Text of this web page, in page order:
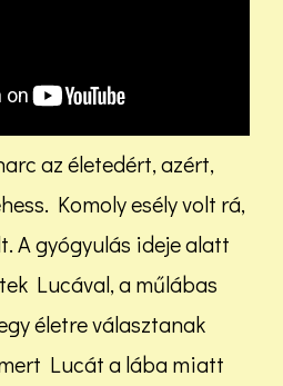
az életedért, azért,
Komoly esély volt rá,
A gyógyulás ideje alatt
Lucával, a műlábas
életre választanak
Lucát a lába miatt